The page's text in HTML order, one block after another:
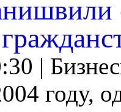
|
году,